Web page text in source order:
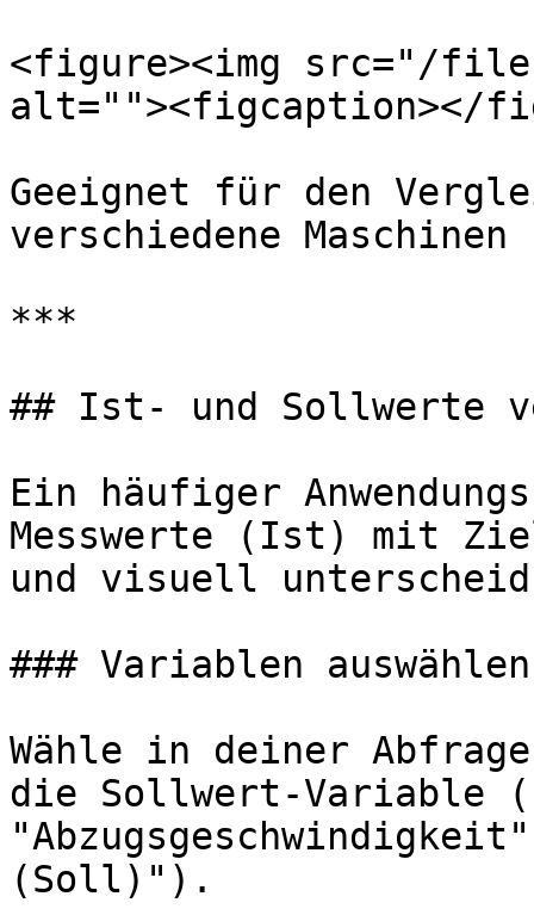
<figure><img src="/files/
alt=""><figcaption></
Geeignet für den
verschiedene Maschinen
***
## Ist- und Sollwerte
Ein häufiger
Messwerte (Ist) mit
und visuell
### Variablen auswählen
Wähle in deiner
die Sollwert-Variable
(Soll)").